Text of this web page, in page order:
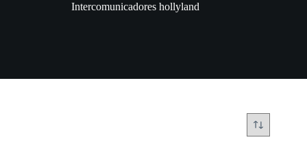
Intercomunicadores hollyland